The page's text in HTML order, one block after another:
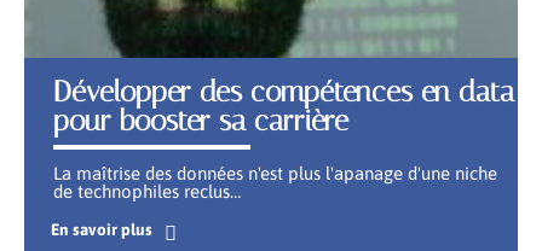
Développer des compétences en data
pour booster sa carrière
La maîtrise des données n'est plus l'apanage d'une niche
de technophiles reclus…
En savoir plus